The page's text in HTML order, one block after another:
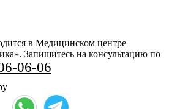
в Медицинском центре
Запишитесь на консультацию по
06-06